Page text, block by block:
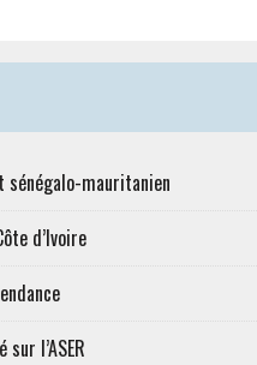
sénégalo-mauritanien
d’Ivoire
l’ASER